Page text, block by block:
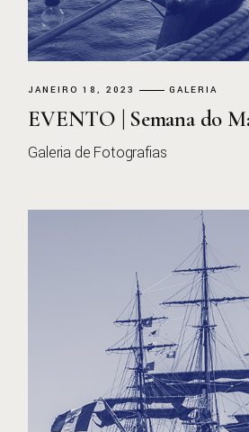
JANEIRO 18, 2023 GALERIA
EVENTO | Semana do
Galeria de Fotografias